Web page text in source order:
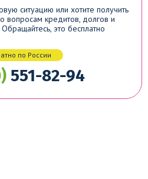
ситуацию или хотите получить
вопросам кредитов, долгов и
это бесплатно
по России
551-82-94